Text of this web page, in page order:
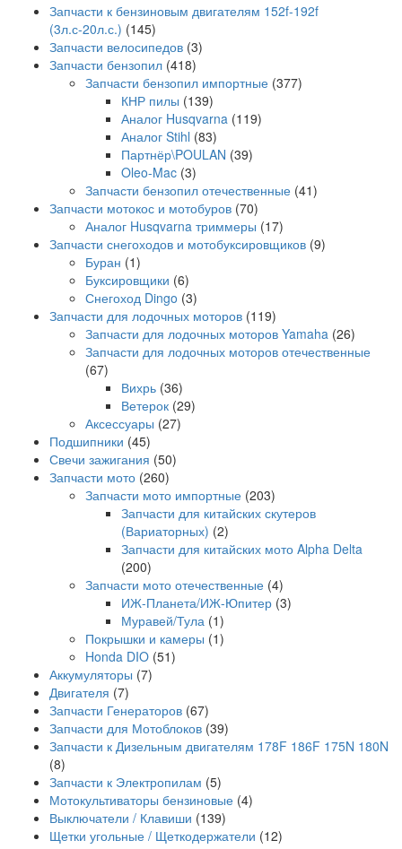
Запчасти к бензиновым двигателям 152f-192f
(3л.с-20л.с.) (145)
Запчасти велосипедов (3)
Запчасти бензопил (418)
Запчасти бензопил импортные (377)
КНР пилы (139)
Аналог Husqvarna (119)
Аналог Stihl (83)
Партнёр\POULAN (39)
Oleo-Mac (3)
Запчасти бензопил отечественные (41)
Запчасти мотокос и мотобуров (70)
Аналог Husqvarna триммеры (17)
Запчасти снегоходов и мотобуксировщиков (9)
Буран (1)
Буксировщики (6)
Снегоход Dingo (3)
Запчасти для лодочных моторов (119)
Запчасти для лодочных моторов Yamaha (26)
Запчасти для лодочных моторов отечественные
(67)
Вихрь (36)
Ветерок (29)
Аксессуары (27)
Подшипники (45)
Свечи зажигания (50)
Запчасти мото (260)
Запчасти мото импортные (203)
Запчасти для китайских скутеров
(Вариаторных) (2)
Запчасти для китайских мото Alpha Delta
(200)
Запчасти мото отечественные (4)
ИЖ-Планета/ИЖ-Юпитер (3)
Муравей/Тула (1)
Покрышки и камеры (1)
Honda DIO (51)
Аккумуляторы (7)
Двигателя (7)
Запчасти Генераторов (67)
Запчасти для Мотоблоков (39)
Запчасти к Дизельным двигателям 178F 186F 175N 180N
(8)
Запчасти к Электропилам (5)
Мотокультиваторы бензиновые (4)
Выключатели / Клавиши (139)
Щетки угольные / Щеткодержатели (12)